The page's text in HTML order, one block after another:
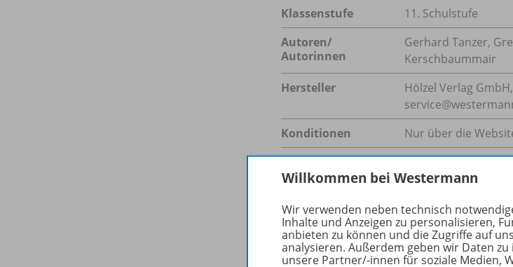
Klassenstufe
11. Schulstufe
Autoren/
Autorinnen
Gerhard Tanzer,
Kerschbaummair
Hersteller
Hölzel Verlag
Konditionen
Nur über die
Zugehörige Produkte
Zeit - Macht - Raum
Willkommen bei Westermann
Wir verwenden neben technisch
Inhalte und Anzeigen zu personalisieren,
anbieten zu können und die Zugriffe auf
analysieren. Außerdem geben wir Daten
unsere Partner/-innen für soziale Medien,